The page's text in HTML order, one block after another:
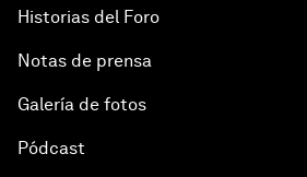
Historias del Foro
Notas de prensa
Galería de fotos
Pódcast